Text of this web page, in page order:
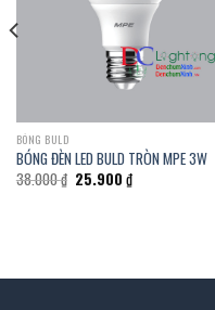
BÓNG BULD
BÓNG ĐÈN LED BULD TRÒN MPE 3W
38.000₫ Giá
gốc
25.900 ₫Giá
hiện